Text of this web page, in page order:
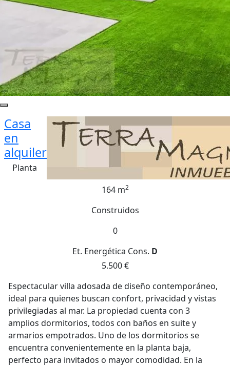
Casa
en
alquiler
Planta
164 m2
Construidos
0
Et. Energética Cons. D
5.500 €
Espectacular villa adosada de diseño contemporáneo,
ideal para quienes buscan confort, privacidad y vistas
privilegiadas al mar. La propiedad cuenta con 3
amplios dormitorios, todos con baños en suite y
armarios empotrados. Uno de los dormitorios se
encuentra convenientemente en la planta baja,
perfecto para invitados o mayor comodidad. En la